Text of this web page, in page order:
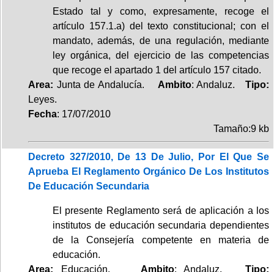
Estado tal y como, expresamente, recoge el
artículo 157.1.a) del texto constitucional; con el
mandato, además, de una regulación, mediante
ley orgánica, del ejercicio de las competencias
que recoge el apartado 1 del artículo 157 citado.
Area: Junta de Andalucía. Ambito: Andaluz.Tipo:
Leyes.
Fecha: 17/07/2010
Tamaño:9 kb
Decreto 327/2010, De 13 De Julio, Por El Que Se
Aprueba El Reglamento Orgánico De Los Institutos
De Educación Secundaria
El presente Reglamento será de aplicación a los
institutos de educación secundaria dependientes
de la Consejería competente en materia de
educación.
Area: Educación. Ambito: Andaluz.Tipo: